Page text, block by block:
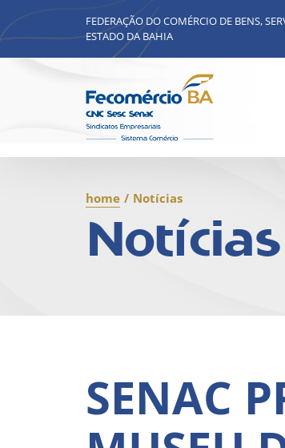
FEDERAÇÃO DO COMÉRCIO DE BENS,
ESTADO DA BAHIA
home / Notícias
Notícias
SENAC